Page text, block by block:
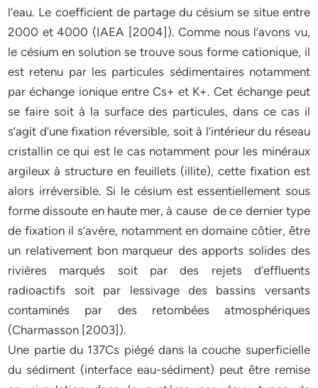
l’eau. Le coefficient de partage du césium se situe entre
2000 et 4000 (IAEA [2004]). Comme nous l’avons vu,
le césium en solution se trouve sous forme cationique, il
est retenu par les particules sédimentaires notamment
par échange ionique entre Cs+ et K+. Cet échange peut
se faire soit à la surface des particules, dans ce cas il
s’agit d’une fixation réversible, soit à l’intérieur du réseau
cristallin ce qui est le cas notamment pour les minéraux
argileux à structure en feuillets (illite), cette fixation est
alors irréversible. Si le césium est essentiellement sous
forme dissoute en haute mer, à cause de ce dernier type
de fixation il s’avère, notamment en domaine côtier, être
un relativement bon marqueur des apports solides des
rivières marqués soit par des rejets d’effluents
radioactifs soit par lessivage des bassins versants
contaminés par des retombées atmosphériques
(Charmasson [2003]).
Une partie du 137Cs piégé dans la couche superficielle
du sédiment (interface eau-sédiment) peut être remise